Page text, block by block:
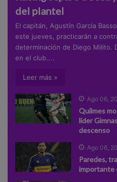
del plantel
El capitán, Agustín Garcia
este jueves, practicarán a
determinación de Diego Milito.
en el club....
Leer más »
Ago 06,
Quilmes
líder
descenso
Ago 06,
Paredes,
importante